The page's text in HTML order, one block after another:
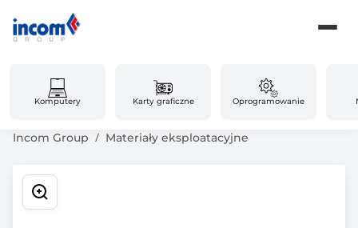
Komputery Karty graficzne Oprogramowanie
Incom Group Materiały eksploatacyjne